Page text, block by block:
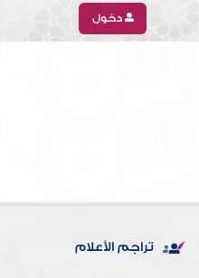
دخول
تراجم الأعلام